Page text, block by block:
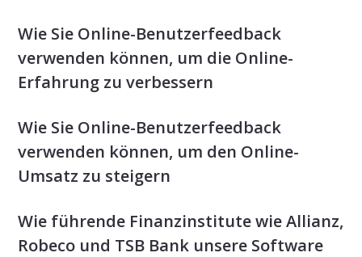
Wie Sie Online-Benutzerfeedback
verwenden können, um die Online-
Erfahrung zu verbessern
Wie Sie Online-Benutzerfeedback
verwenden können, um den Online-
Umsatz zu steigern
Wie führende Finanzinstitute wie Allianz,
Robeco und TSB Bank unsere Software